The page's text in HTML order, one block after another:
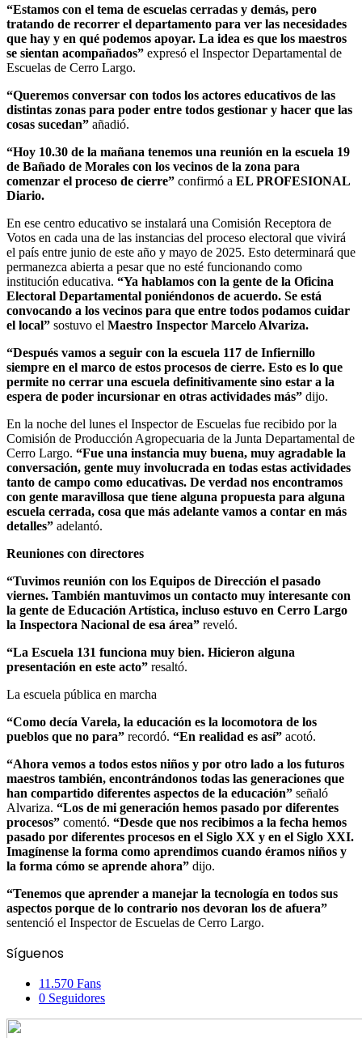
“Estamos con el tema de escuelas cerradas y demás, pero
tratando de recorrer el departamento para ver las necesidades
que hay y en qué podemos apoyar. La idea es que los maestros
se sientan acompañados” expresó el Inspector Departamental de
Escuelas de Cerro Largo.
“Queremos conversar con todos los actores educativos de las
distintas zonas para poder entre todos gestionar y hacer que las
cosas sucedan” añadió.
“Hoy 10.30 de la mañana tenemos una reunión en la escuela 19
de Bañado de Morales con los vecinos de la zona para
comenzar el proceso de cierre” confirmó a EL PROFESIONAL
Diario.
En ese centro educativo se instalará una Comisión Receptora de
Votos en cada una de las instancias del proceso electoral que vivirá
el país entre junio de este año y mayo de 2025. Esto determinará que
permanezca abierta a pesar que no esté funcionando como
institución educativa. “Ya hablamos con la gente de la Oficina
Electoral Departamental poniéndonos de acuerdo. Se está
convocando a los vecinos para que entre todos podamos cuidar
el local” sostuvo el Maestro Inspector Marcelo Alvariza.
“Después vamos a seguir con la escuela 117 de Infiernillo
siempre en el marco de estos procesos de cierre. Esto es lo que
permite no cerrar una escuela definitivamente sino estar a la
espera de poder incursionar en otras actividades más” dijo.
En la noche del lunes el Inspector de Escuelas fue recibido por la
Comisión de Producción Agropecuaria de la Junta Departamental de
Cerro Largo. “Fue una instancia muy buena, muy agradable la
conversación, gente muy involucrada en todas estas actividades
tanto de campo como educativas. De verdad nos encontramos
con gente maravillosa que tiene alguna propuesta para alguna
escuela cerrada, cosa que más adelante vamos a contar en más
detalles” adelantó.
Reuniones con directores
“Tuvimos reunión con los Equipos de Dirección el pasado
viernes. También mantuvimos un contacto muy interesante con
la gente de Educación Artística, incluso estuvo en Cerro Largo
la Inspectora Nacional de esa área” reveló.
“La Escuela 131 funciona muy bien. Hicieron alguna
presentación en este acto” resaltó.
La escuela pública en marcha
“Como decía Varela, la educación es la locomotora de los
pueblos que no para” recordó. “En realidad es así” acotó.
“Ahora vemos a todos estos niños y por otro lado a los futuros
maestros también, encontrándonos todas las generaciones que
han compartido diferentes aspectos de la educación” señaló
Alvariza. “Los de mi generación hemos pasado por diferentes
procesos” comentó. “Desde que nos recibimos a la fecha hemos
pasado por diferentes procesos en el Siglo XX y en el Siglo XXI.
Imagínense la forma como aprendimos cuando éramos niños y
la forma cómo se aprende ahora” dijo.
“Tenemos que aprender a manejar la tecnología en todos sus
aspectos porque de lo contrario nos devoran los de afuera”
sentenció el Inspector de Escuelas de Cerro Largo.
Facebook
X
Pinterest
Messenger
Messenger
WhatsApp
Telegram
Compartir
por
electrónico
Imprimir
Síguenos
11.570 Fans
0 Seguidores